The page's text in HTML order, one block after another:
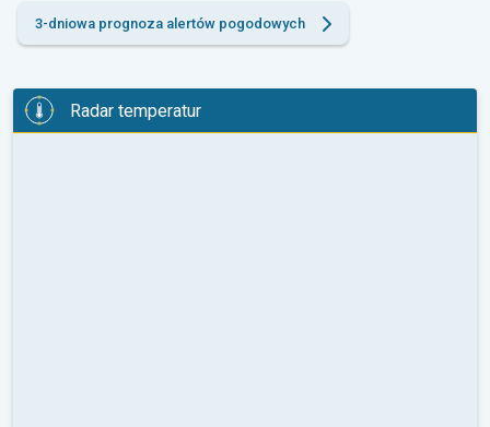
3-dniowa prognoza alertów pogodowych
Radar temperatur